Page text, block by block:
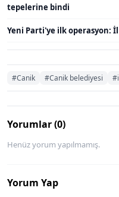
tepelerine bindi
Yeni Parti'ye ilk operasyon: İl
#Canik #Canik belediyesi
Yorumlar (0)
Henüz yorum yapılmamış.
Yorum Yap